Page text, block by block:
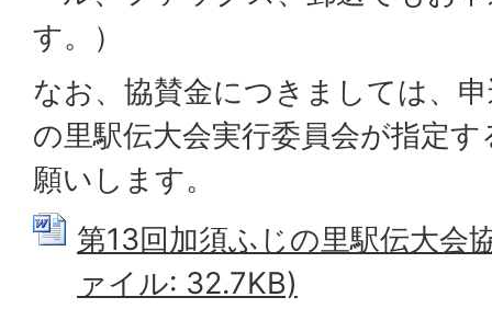
す。）
なお、協賛金につきましては、
の里駅伝大会実行委員会が指定
願いします。
第13回加須ふじの里駅伝大会
ァイル: 32.7KB)